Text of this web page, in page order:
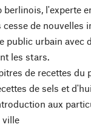
berlinois, l'experte
cesse de
public urbain avec
les stars.
de recettes du
de sels et
aux
ville